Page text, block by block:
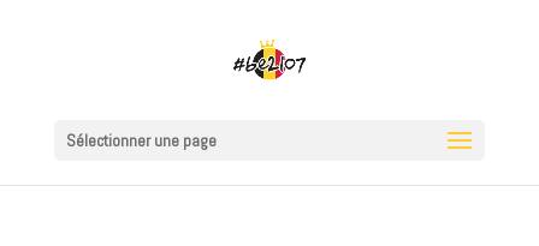
Sélectionner une page